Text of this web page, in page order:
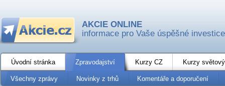
AKCIE ONLINE
informace pro Vaše úspěšné investice
Úvodní stránka Zpravodajství Kurzy CZ Kurzy
Všechny zprávy Novinky z trhů Komentáře a doporučení